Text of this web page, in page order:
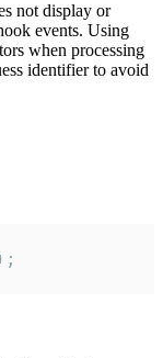
not display or
events. Using
when processing
identifier to avoid